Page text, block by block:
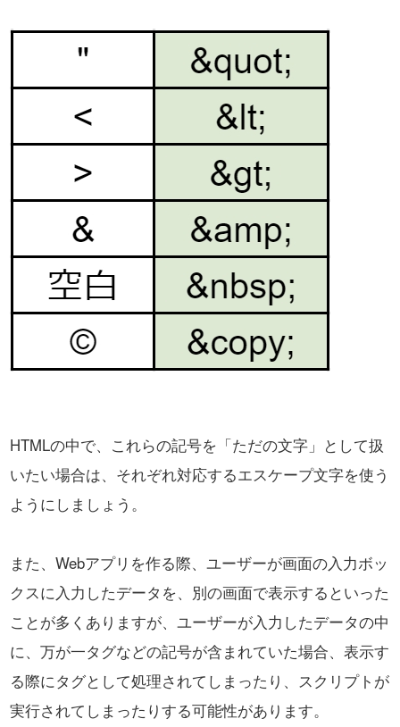
HTMLの中で、これらの記号を「ただの文字」として扱
いたい場合は、 それぞれ対応するエスケープ文字を使う
ようにしましょう。
また、Webアプリを作る際、ユーザーが画面の入力ボッ
クスに入力したデータを、 別の画面で表示するといった
ことが多くありますが、 ユーザーが入力したデータの中
に、万が一タグなどの記号が含まれていた場合、 表示す
る際にタグとして処理されてしまったり、スクリプトが
実行されてしまったりする可能性があります。